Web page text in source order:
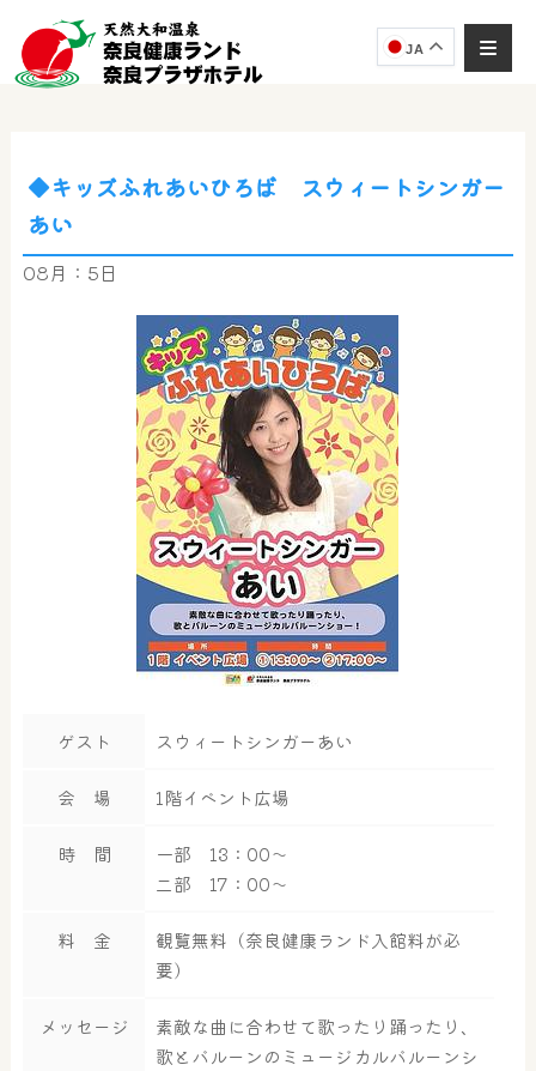
JA
大浴場 サウナ・岩盤浴
◆キッズふれあいひろば スウィートシンガー
あい
08月：5日
ゲスト スウィートシンガーあい
会 場 1階イベント広場
時 間
一部 13：00～
二部 17：00～
料 金
観覧無料（奈良健康ランド入館料が必
要）
メッセージ
素敵な曲に合わせて歌ったり踊ったり、
歌とバルーンのミュージカルバルーンシ
ご質問をお伺いします。